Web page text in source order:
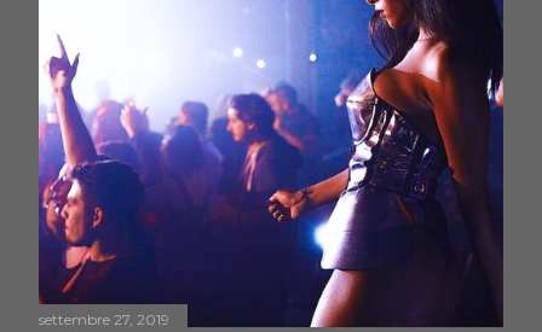
settembre 27, 2019